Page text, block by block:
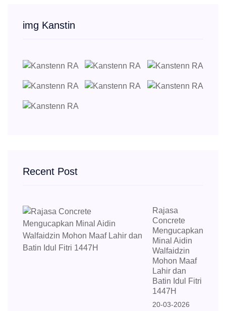
img Kanstin
Recent Post
Rajasa
Concrete
Mengucapkan
Minal Aidin
Walfaidzin
Mohon Maaf
Lahir dan
Batin Idul Fitri
1447H
20-03-2026